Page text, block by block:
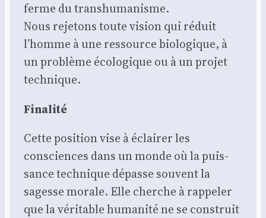
ferme du trans­hu­ma­nisme.
Nous reje­tons toute vision qui réduit
l’homme à une res­source bio­lo­gique, à
un pro­blème éco­lo­gique ou à un pro­jet
tech­nique.
Fina­li­té
Cette posi­tion vise à éclai­rer les
consciences dans un monde où la puis­
sance tech­nique dépasse sou­vent la
sagesse morale. Elle cherche à rap­pe­ler
que la véri­table huma­ni­té ne se construit